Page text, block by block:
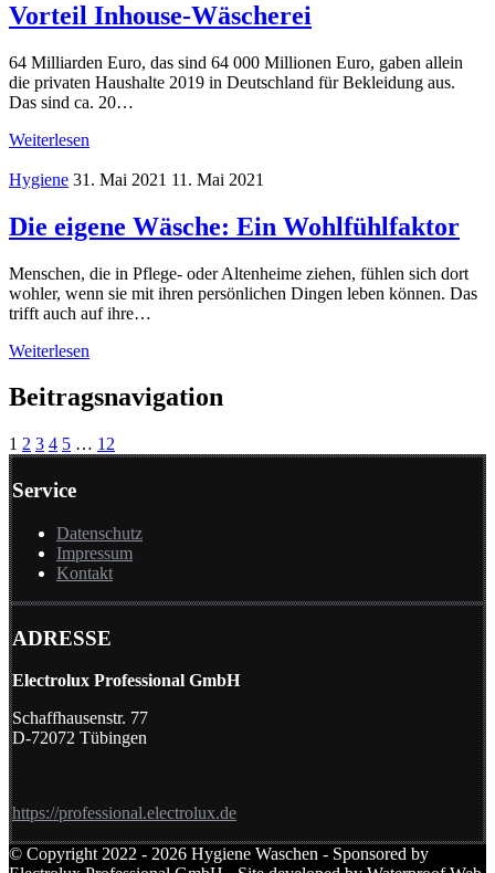
Vorteil Inhouse-Wäscherei
64 Milliarden Euro, das sind 64 000 Millionen Euro, gaben allein
die privaten Haushalte 2019 in Deutschland für Bekleidung aus.
Das sind ca. 20…
Weiterlesen
Hygiene 31. Mai 2021 11. Mai 2021
Die eigene Wäsche: Ein Wohlfühlfaktor
Menschen, die in Pflege- oder Altenheime ziehen, fühlen sich dort
wohler, wenn sie mit ihren persönlichen Dingen leben können. Das
trifft auch auf ihre…
Weiterlesen
Beitragsnavigation
1 2 3 4 5 … 12
Service
Datenschutz
Impressum
Kontakt
ADRESSE
Electrolux Professional GmbH
Schaffhausenstr. 77
D-72072 Tübingen
https://professional.electrolux.de
© Copyright 2022 - 2026 Hygiene Waschen - Sponsored by